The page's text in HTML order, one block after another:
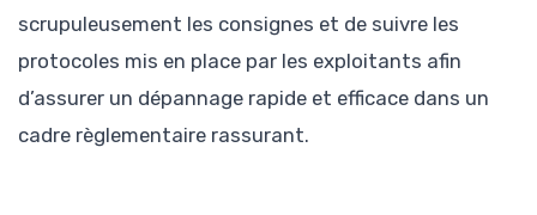
scrupuleusement les consignes et de suivre les
protocoles mis en place par les exploitants afin
d’assurer un dépannage rapide et efficace dans un
cadre règlementaire rassurant.